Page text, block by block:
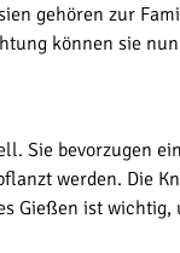
gehören zur
können sie
Sie bevorzugen
werden. Die
Gießen ist